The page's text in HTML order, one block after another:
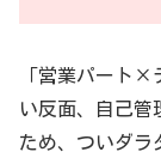
「営業パート×
い反面、自己管
ため、ついダラ